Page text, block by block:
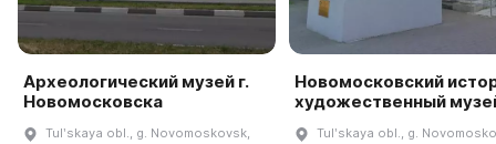
Археологический музей г.
Новомосковска
Tulʹskaya obl., g. Novomoskovsk,
Новомосковский
художественный
Tulʹskaya obl., g.